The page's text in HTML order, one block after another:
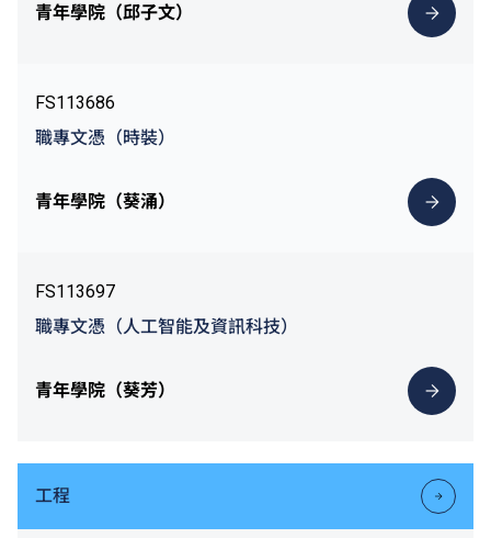
青年學院（邱子文）
FS113686
職專文憑（時裝）
青年學院（葵涌）
FS113697
職專文憑（人工智能及資訊科技）
青年學院（葵芳）
工程